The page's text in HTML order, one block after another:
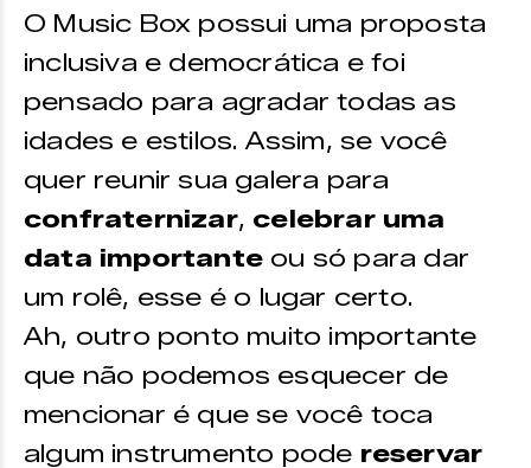
O Music Box possui uma proposta
inclusiva e democrática e foi
pensado para agradar todas as
idades e estilos. Assim, se você
quer reunir sua galera para
confraternizar, celebrar uma
data importante ou só para dar
um rolê, esse é o lugar certo.
Ah, outro ponto muito importante
que não podemos esquecer de
mencionar é que se você toca
algum instrumento pode reservar